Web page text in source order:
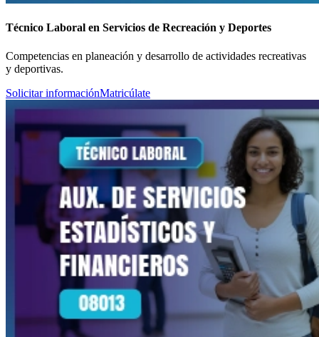
Técnico Laboral en Servicios de Recreación y Deportes
Competencias en planeación y desarrollo de actividades recreativas
y deportivas.
Solicitar informaciónMatricúlate